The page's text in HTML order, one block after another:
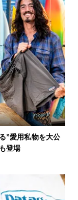
”愛用私物を大公
登場